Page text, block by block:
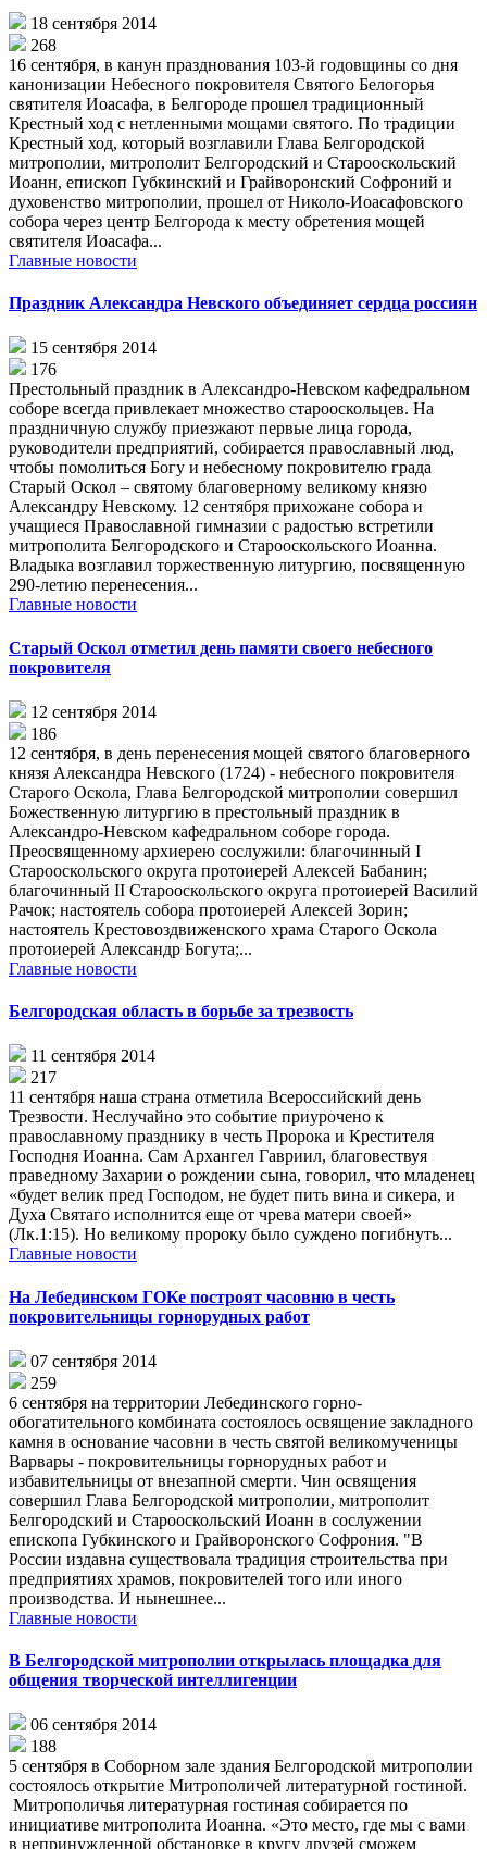
18 сентября 2014
268
16 сентября, в канун празднования 103-й годовщины со дня
канонизации Небесного покровителя Святого Белогорья
святителя Иоасафа, в Белгороде прошел традиционный
Крестный ход с нетленными мощами святого. По традиции
Крестный ход, который возглавили Глава Белгородской
митрополии, митрополит Белгородский и Старооскольский
Иоанн, епископ Губкинский и Грайворонский Софроний и
духовенство митрополии, прошел от Николо-Иоасафовского
собора через центр Белгорода к месту обретения мощей
святителя Иоасафа...
Главные новости
Праздник Александра Невского объединяет сердца россиян
15 сентября 2014
176
Престольный праздник в Александро-Невском кафедральном
соборе всегда привлекает множество старооскольцев. На
праздничную службу приезжают первые лица города,
руководители предприятий, собирается православный люд,
чтобы помолиться Богу и небесному покровителю града
Старый Оскол – святому благоверному великому князю
Александру Невскому. 12 сентября прихожане собора и
учащиеся Православной гимназии с радостью встретили
митрополита Белгородского и Старооскольского Иоанна.
Владыка возглавил торжественную литургию, посвященную
290-летию перенесения...
Главные новости
Старый Оскол отметил день памяти своего небесного
покровителя
12 сентября 2014
186
12 сентября, в день перенесения мощей святого благоверного
князя Александра Невского (1724) - небесного покровителя
Старого Оскола, Глава Белгородской митрополии совершил
Божественную литургию в престольный праздник в
Александро-Невском кафедральном соборе города.
Преосвященному архиерею сослужили: благочинный I
Старооскольского округа протоиерей Алексей Бабанин;
благочинный II Старооскольского округа протоиерей Василий
Рачок; настоятель собора протоиерей Алексей Зорин;
настоятель Крестовоздвиженского храма Старого Оскола
протоиерей Александр Богута;...
Главные новости
Белгородская область в борьбе за трезвость
11 сентября 2014
217
11 сентября наша страна отметила Всероссийский день
Трезвости. Неслучайно это событие приурочено к
православному празднику в честь Пророка и Крестителя
Господня Иоанна. Сам Архангел Гавриил, благовествуя
праведному Захарии о рождении сына, говорил, что младенец
«будет велик пред Господом, не будет пить вина и сикера, и
Духа Святаго исполнится еще от чрева матери своей»
(Лк.1:15). Но великому пророку было суждено погибнуть...
Главные новости
На Лебединском ГОКе построят часовню в честь
покровительницы горнорудных работ
07 сентября 2014
259
6 сентября на территории Лебединского горно-
обогатительного комбината состоялось освящение закладного
камня в основание часовни в честь святой великомученицы
Варвары - покровительницы горнорудных работ и
избавительницы от внезапной смерти. Чин освящения
совершил Глава Белгородской митрополии, митрополит
Белгородский и Старооскольский Иоанн в сослужении
епископа Губкинского и Грайворонского Софрония. "В
России издавна существовала традиция строительства при
предприятиях храмов, покровителей того или иного
производства. И нынешнее...
Главные новости
В Белгородской митрополии открылась площадка для
общения творческой интеллигенции
06 сентября 2014
188
5 сентября в Соборном зале здания Белгородской митрополии
состоялось открытие Митрополичей литературной гостиной.
Митрополичья литературная гостиная собирается по
инициативе митрополита Иоанна. «Это место, где мы с вами
в непринужденной обстановке в кругу друзей сможем